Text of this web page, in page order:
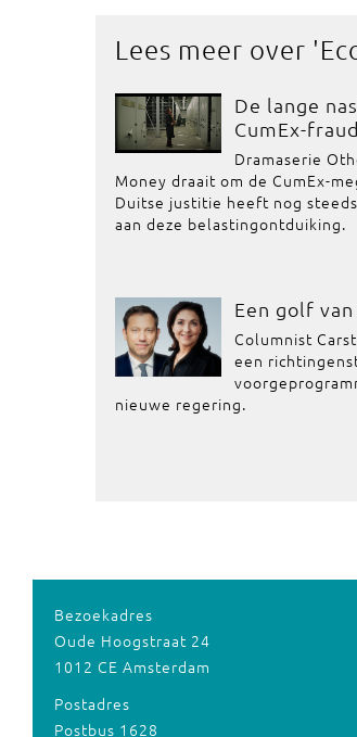
Lees meer over '
De lange
CumEx-
Dramaserie
Money draait om de CumEx-
Duitse justitie heeft nog
aan deze belastingontduiking.
Een golf
Columnist
een
nieuwe regering.
Bezoekadres
Oude Hoogstraat 24
1012 CE Amsterdam
Postadres
Postbus 1628